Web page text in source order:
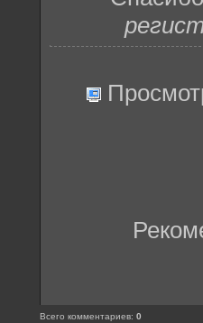
Всего комментариев:0